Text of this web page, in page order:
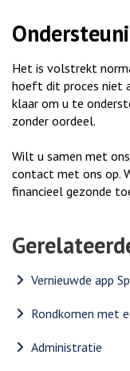
Het is volstrekt
hoeft dit proces niet
klaar om u te
zonder oordeel.
Wilt u samen met
contact met ons op.
financieel gezonde
Vernieuwde app
Rondkomen met
Administratie